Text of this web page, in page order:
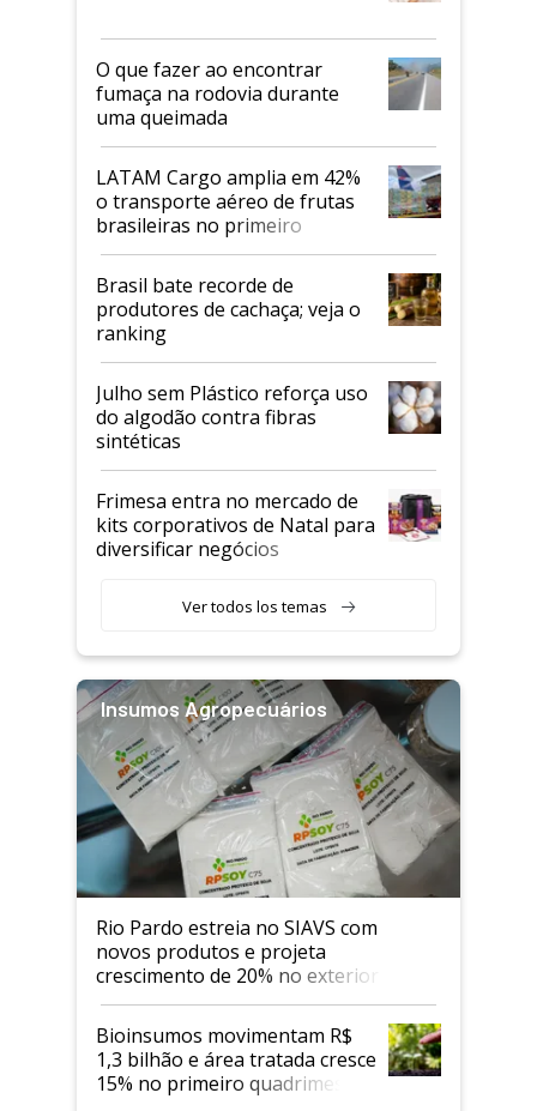
O que fazer ao encontrar
fumaça na rodovia durante
uma queimada
LATAM Cargo amplia em 42%
o transporte aéreo de frutas
brasileiras no primeiro
semestre
Brasil bate recorde de
produtores de cachaça; veja o
ranking
Julho sem Plástico reforça uso
do algodão contra fibras
sintéticas
Frimesa entra no mercado de
kits corporativos de Natal para
diversificar negócios
Ver todos los temas
Insumos Agropecuários
Rio Pardo estreia no SIAVS com
novos produtos e projeta
crescimento de 20% no exterior
Bioinsumos movimentam R$
1,3 bilhão e área tratada cresce
15% no primeiro quadrimestre